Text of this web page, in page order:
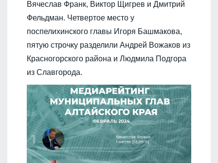
Вячеслав Франк, Виктор Щигрев и Дмитрий
Фельдман. Четвертое место у
поспелихинского главы Игоря Башмакова,
пятую строчку разделили Андрей Вожаков из
Красногорского района и Людмила Подгора
из Славгорода.